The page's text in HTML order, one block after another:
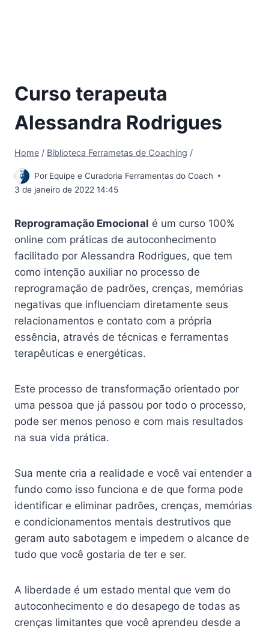
Curso terapeuta
Alessandra Rodrigues
Home / Biblioteca Ferrametas de Coaching /
Por Equipe e Curadoria Ferramentas do Coach
3 de janeiro de 2022 14:45
Reprogramação Emocional é um curso 100%
online com práticas de autoconhecimento
facilitado por Alessandra Rodrigues, que tem
como intenção auxiliar no processo de
reprogramação de padrões, crenças, memórias
negativas que influenciam diretamente seus
relacionamentos e contato com a própria
essência, através de técnicas e ferramentas
terapêuticas e energéticas.
Este processo de transformação orientado por
uma pessoa que já passou por todo o processo,
pode ser menos penoso e com mais resultados
na sua vida prática.
Sua mente cria a realidade e você vai entender a
fundo como isso funciona e de que forma pode
identificar e eliminar padrões, crenças, memórias
e condicionamentos mentais destrutivos que
geram auto sabotagem e impedem o alcance de
tudo que você gostaria de ter e ser.
A liberdade é um estado mental que vem do
autoconhecimento e do desapego de todas as
crenças limitantes que você aprendeu desde a